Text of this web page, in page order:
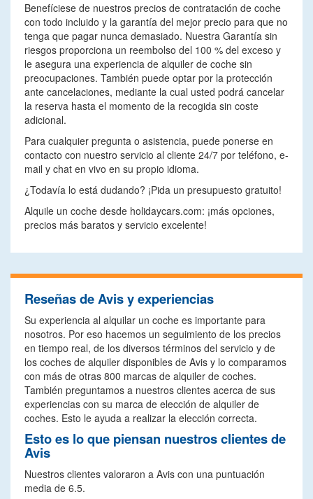
Benefíciese de nuestros precios de contratación de coche
con todo incluido y la garantía del mejor precio para que no
tenga que pagar nunca demasiado. Nuestra Garantía sin
riesgos proporciona un reembolso del 100 % del exceso y
le asegura una experiencia de alquiler de coche sin
preocupaciones. También puede optar por la protección
ante cancelaciones, mediante la cual usted podrá cancelar
la reserva hasta el momento de la recogida sin coste
adicional.
Para cualquier pregunta o asistencia, puede ponerse en
contacto con nuestro servicio al cliente 24/7 por teléfono, e-
mail y chat en vivo en su propio idioma.
¿Todavía lo está dudando? ¡Pida un presupuesto gratuito!
Alquile un coche desde holidaycars.com: ¡más opciones,
precios más baratos y servicio excelente!
Reseñas de Avis y experiencias
Su experiencia al alquilar un coche es importante para
nosotros. Por eso hacemos un seguimiento de los precios
en tiempo real, de los diversos términos del servicio y de
los coches de alquiler disponibles de Avis y lo comparamos
con más de otras 800 marcas de alquiler de coches.
También preguntamos a nuestros clientes acerca de sus
experiencias con su marca de elección de alquiler de
coches. Esto le ayuda a realizar la elección correcta.
Esto es lo que piensan nuestros clientes de
Avis
Nuestros clientes valoraron a Avis con una puntuación
media de 6.5.